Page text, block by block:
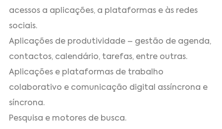
acessos a aplicações, a plataformas e às redes
sociais.
Aplicações de produtividade – gestão de agenda,
contactos, calendário, tarefas, entre outras.
Aplicações e plataformas de trabalho
colaborativo e comunicação digital assíncrona e
síncrona.
Pesquisa e motores de busca.